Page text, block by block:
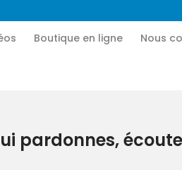
Boutique en ligne Nous
Accueil
Boutique en
pardonnes,